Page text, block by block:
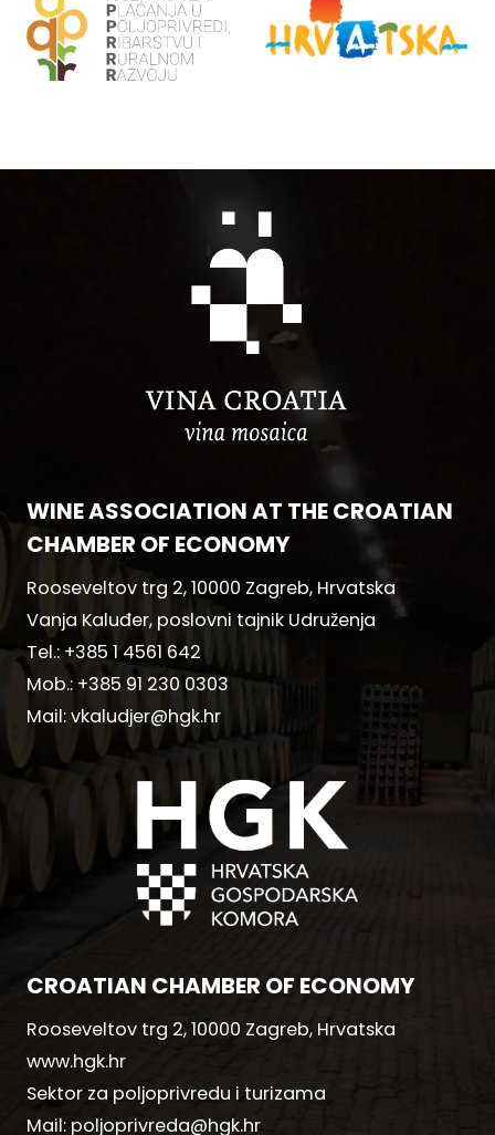
WINE ASSOCIATION AT THE CROATIAN
CHAMBER OF ECONOMY
Rooseveltov trg 2, 10000 Zagreb, Hrvatska
Vanja Kaluđer, poslovni tajnik Udruženja
Tel.: +385 1 4561 642
Mob.: +385 91 230 0303
Mail:vkaludjer@hgk.hr
CROATIAN CHAMBER OF ECONOMY
Rooseveltov trg 2, 10000 Zagreb, Hrvatska
www.hgk.hr
Sektor za poljoprivredu i turizama
Mail: poljoprivreda@hgk.hr